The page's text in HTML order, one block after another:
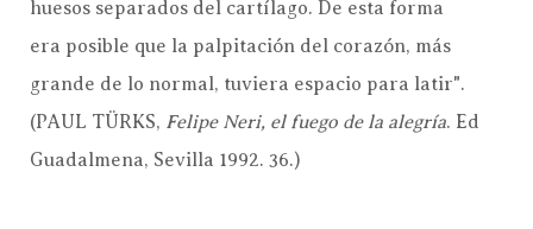
huesos separados del cartílago. De esta forma
era posible que la palpitación del corazón, más
grande de lo normal, tuviera espacio para latir".
(PAUL TÜRKS, Felipe Neri, el fuego de la alegría. Ed
Guadalmena, Sevilla 1992. 36.)